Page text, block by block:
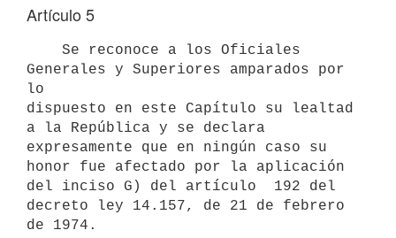
Artículo 5
Generales y Superiores amparados por
lo
dispuesto en este Capítulo su lealtad
a la República y se declara
expresamente que en ningún caso su
honor fue afectado por la aplicación
del inciso G) del artículo  192 del
decreto ley 14.157, de 21 de febrero